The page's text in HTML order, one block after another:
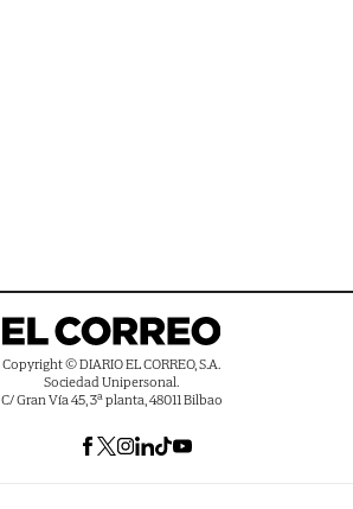
Copyright © DIARIO EL CORREO, S.A.
Sociedad Unipersonal.
C/ Gran Vía 45, 3ª planta, 48011 Bilbao